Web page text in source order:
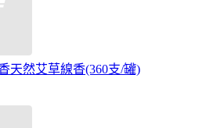
天然艾草線香(360支/罐)